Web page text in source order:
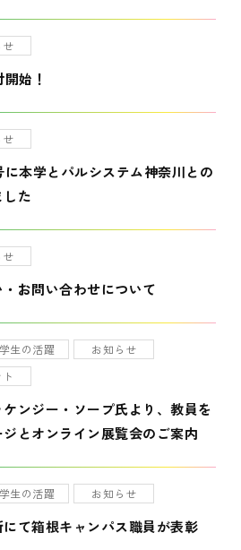
せ
始！
せ
に本学とパルシステム神奈川との
た
せ
お問い合わせについて
生の活躍
お知らせ
ンジー・ソープ氏より、教員を
とオンライン展覧会のご案内
生の活躍 お知らせ
て箱根キャンパス職員が表彰